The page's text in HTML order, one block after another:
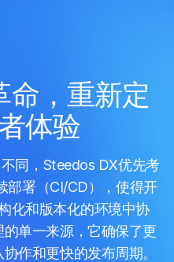
命，重新定
体验
同，Steedos DX优先考
部署（CI/CD），使得开
化和版本化的环境中协
单一来源，它确保了更
作和更快的发布周期。